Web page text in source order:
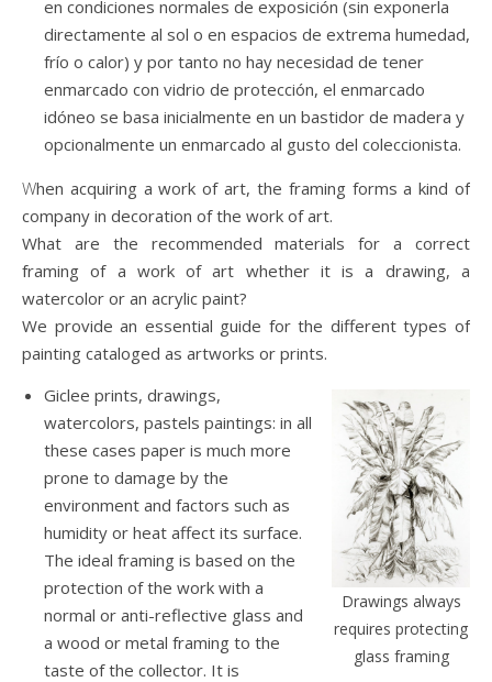
en condiciones normales de exposición (sin exponerla
directamente al sol o en espacios de extrema humedad,
frío o calor) y por tanto no hay necesidad de tener
enmarcado con vidrio de protección, el enmarcado
idóneo se basa inicialmente en un bastidor de madera y
opcionalmente un enmarcado al gusto del coleccionista.
When acquiring a work of art, the framing forms a kind of
company in decoration of the work of art.
What are the recommended materials for a correct
framing of a work of art whether it is a drawing, a
watercolor or an acrylic paint?
We provide an essential guide for the different types of
painting cataloged as artworks or prints.
Drawings always
requires protecting
glass framing
Giclee prints, drawings,
watercolors, pastels paintings: in all
these cases paper is much more
prone to damage by the
environment and factors such as
humidity or heat affect its surface.
The ideal framing is based on the
protection of the work with a
normal or anti-reflective glass and
a wood or metal framing to the
taste of the collector. It is